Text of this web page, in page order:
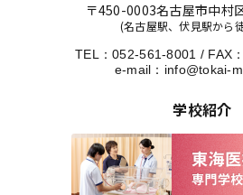
〒450-0003名古屋市中村
(名古屋駅、伏見駅から
TEL：052-561-8001 / FAX
e-mail： info@tokai-
学校紹介